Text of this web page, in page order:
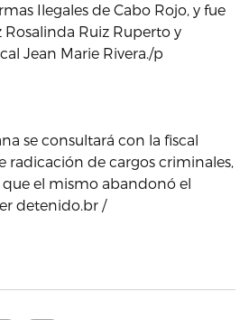
Ilegales de Cabo Rojo, y fue
Ruiz Ruperto y
Jean Marie Rivera./p
se consultará con la fiscal
radicación de cargos criminales,
el mismo abandonó el
detenido.br /